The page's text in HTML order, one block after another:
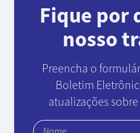
Fique por
nosso
Preencha o
Boletim
atualizações sobre